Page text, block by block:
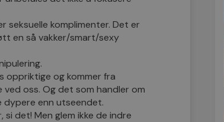
seksuelle komplimenter. Det er
en så vakker/smart/sexy
oppriktige og kommer fra
ved oss. Og det som handler om
dypere enn utseendet.
det! Men glem ikke de indre